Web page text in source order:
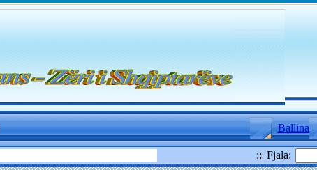
Ballina
::| Fjala: